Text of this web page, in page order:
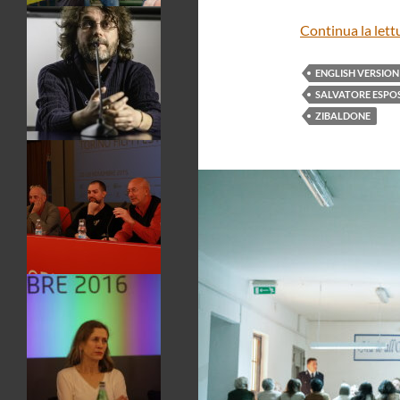
Continua la
ENGLISH VERSION
SALVATORE
ZIBALDONE